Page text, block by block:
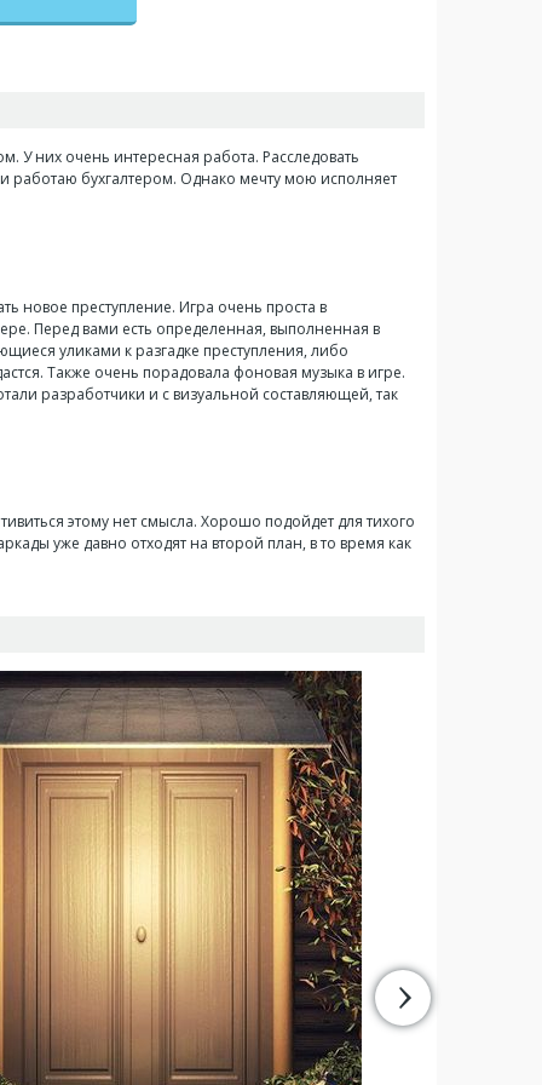
У них очень интересная работа. Расследовать
работаю бухгалтером. Однако мечту мою исполняет
новое преступление. Игра очень проста в
Перед вами есть определенная, выполненная в
уликами к разгадке преступления, либо
Также очень порадовала фоновая музыка в игре.
разработчики и с визуальной составляющей, так
этому нет смысла. Хорошо подойдет для тихого
уже давно отходят на второй план, в то время как